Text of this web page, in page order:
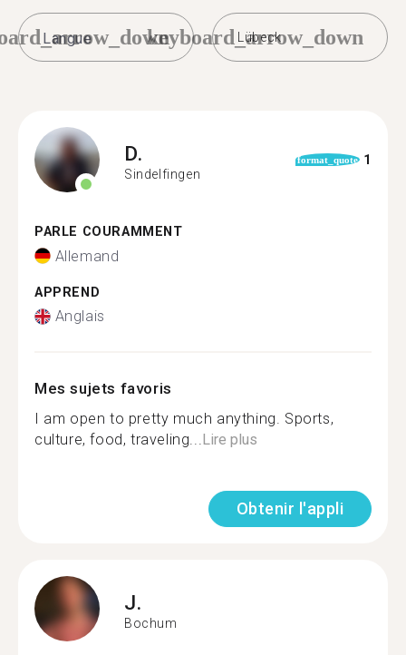
Lübeck
keyboard_arrow_down
D.
Sindelfingen
format_quote 1
PARLE COURAMMENT
Allemand
APPREND
Anglais
Mes sujets favoris
I am open to pretty much anything. Sports,
culture, food, traveling...Lire plus
Obtenir l'appli
J.
Bochum